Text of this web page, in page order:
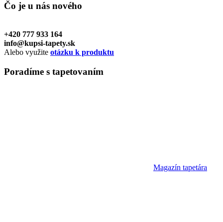
Čo je u nás nového
+420 777 933 164
info@kupsi-tapety.sk
Alebo využite otázku k produktu
Poradíme s tapetovaním
Magazín tapetára